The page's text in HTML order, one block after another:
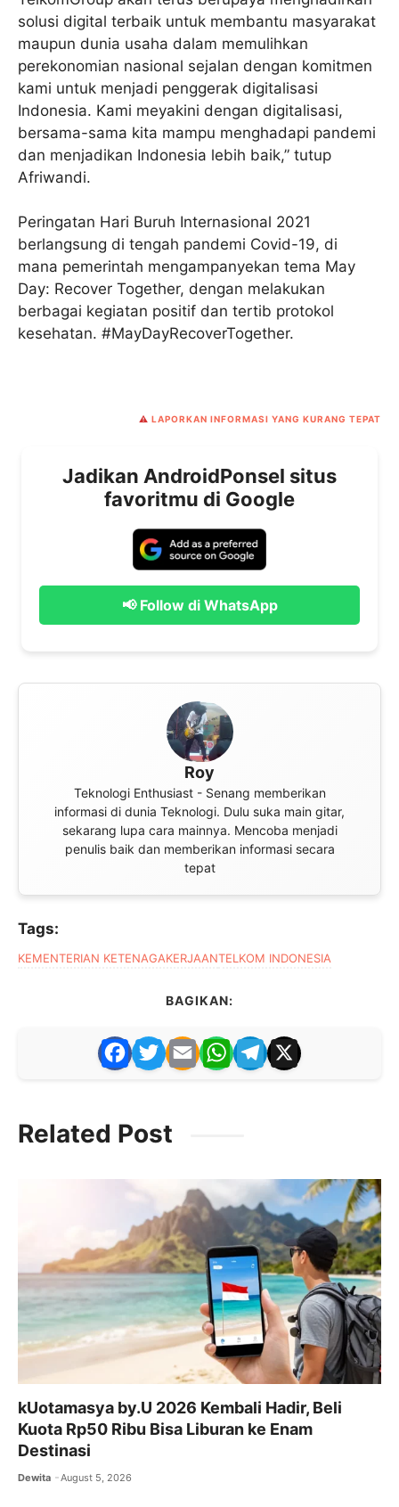
solusi digital terbaik untuk membantu masyarakat
maupun dunia usaha dalam memulihkan
perekonomian nasional sejalan dengan komitmen
kami untuk menjadi penggerak digitalisasi
Indonesia. Kami meyakini dengan digitalisasi,
bersama-sama kita mampu menghadapi pandemi
dan menjadikan Indonesia lebih baik,” tutup
Afriwandi.
Peringatan Hari Buruh Internasional 2021
berlangsung di tengah pandemi Covid-19, di
mana pemerintah mengampanyekan tema May
Day: Recover Together, dengan melakukan
berbagai kegiatan positif dan tertib protokol
kesehatan. #MayDayRecoverTogether.
⚠️ LAPORKAN INFORMASI YANG KURANG TEPAT
Jadikan AndroidPonsel situs
favoritmu di Google
📢 Follow di WhatsApp
Roy
Teknologi Enthusiast - Senang memberikan
informasi di dunia Teknologi. Dulu suka main gitar,
sekarang lupa cara mainnya. Mencoba menjadi
penulis baik dan memberikan informasi secara
tepat
Tags:
KEMENTERIAN KETENAGAKERJAANTELKOM INDONESIA
BAGIKAN:
F
a
e
k
T
w
er
E
m
l
W
h
p
p
T
el
m
X
Related Post
kUotamasya by.U 2026 Kembali Hadir, Beli
Kuota Rp50 Ribu Bisa Liburan ke Enam
Destinasi
Dewita August 5, 2026